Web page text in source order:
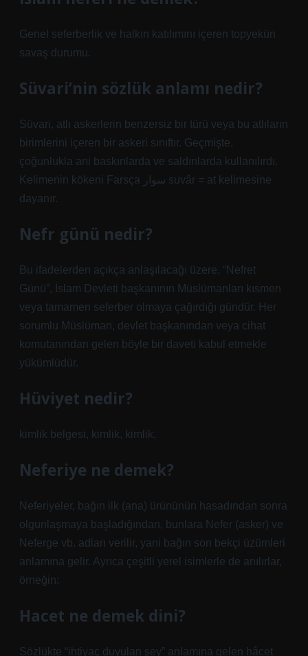
Genel seferberlik ve halkın katılımını içeren topyekün
savaş durumu.
Süvari’nin sözlük anlamı nedir?
Süvari, atlı askerlerin benzersiz bir türü veya bu atlıların
birimlerini içeren bir askeri sınıftır. Geçmişte,
çoğunlukla ani baskınlarda ve saldırılarda kullanılırdı.
Kelimenin kökeni Farsça سوار suvâr = at kelimesine
dayanır.
Nefr günü nedir?
Bu ifadelerden açıkça anlaşılacağı üzere, “Nefret
Günü”, İslam Devleti başkanının Müslümanları kısmen
veya tamamen seferber olmaya çağırdığı gündür. Her
sorumlu Müslüman, devlet başkanından veya cihat
komutanından gelen böyle bir daveti kabul etmekle
yükümlüdür.
Hüviyet nedir?
kimlik belgesi, kimlik, kimlik.
Neferiye ne demek?
Neferiyeler, bağın ilk (ana) ürününün hasadından sonra
olgunlaşmaya başladığından, bunlara Nefer (asker) ve
Neferge vb. adları verilir, yani bağın son bekçi üzümleri
anlamına gelir. Ayrıca çeşitli yerel isimlerle de anılırlar,
örneğin:
Hacet ne demek dini?
Sözlükte “ihtiyaç duyulan şey” anlamına gelen hâcet